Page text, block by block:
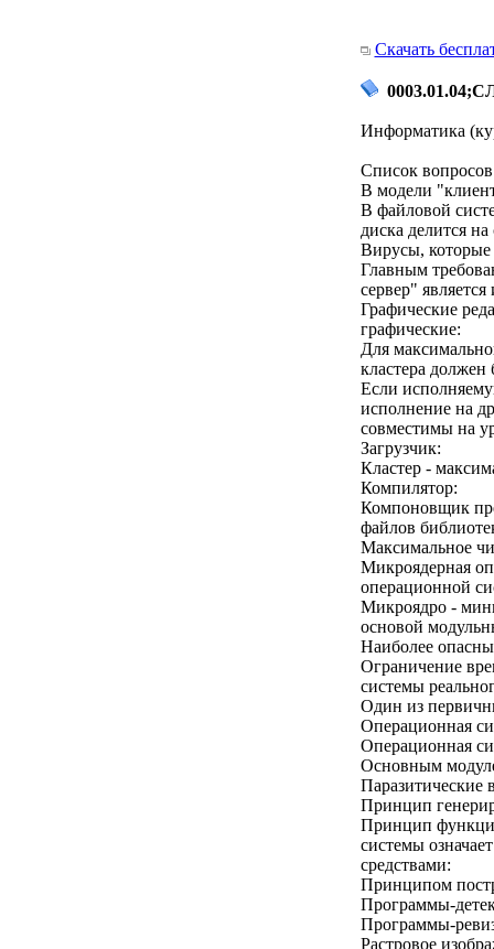
Скачать
Информатика
Список вопросов
В модели
В файловой
диска делится
Вирусы,
Главным
сервер"
Графические
графические:
Для
кластера
Если
исполнение на
совместимы на
Загрузчик:
Кластер -
Компилятор:
Компоновщик
файлов
Максимальное
Микроядерная
операционной
Микроядро -
основой
Наиболее
Ограничение
системы
Один из
Операционная
Операционная
Основным
Паразитические
Принцип
Принцип
системы
средствами:
Принципом
Программы-
Программы-
Растровое